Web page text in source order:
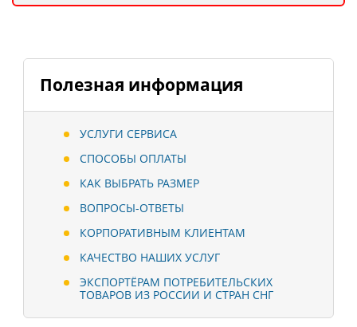
Полезная информация
УСЛУГИ СЕРВИСА
СПОСОБЫ ОПЛАТЫ
КАК ВЫБРАТЬ РАЗМЕР
ВОПРОСЫ-ОТВЕТЫ
КОРПОРАТИВНЫМ КЛИЕНТАМ
КАЧЕСТВО НАШИХ УСЛУГ
ЭКСПОРТЁРАМ ПОТРЕБИТЕЛЬСКИХ
ТОВАРОВ ИЗ РОССИИ И СТРАН СНГ